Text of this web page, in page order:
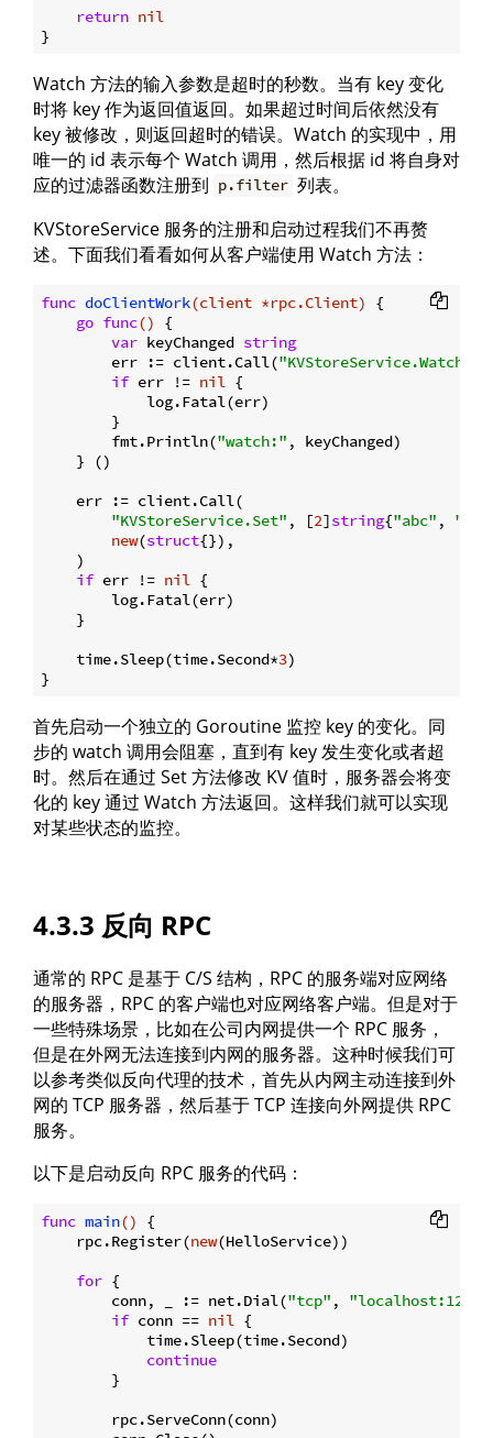
return nil
Watch 方法的输入参数是超时的秒数。当有 key 变化
时将 key 作为返回值返回。如果超过时间后依然没有
key 被修改，则返回超时的错误。Watch 的实现中，用
唯一的 id 表示每个 Watch 调用，然后根据 id 将自身对
应的过滤器函数注册到 p.filter 列表。
KVStoreService 服务的注册和启动过程我们不再赘
述。下面我们看看如何从客户端使用 Watch 方法：
func doClientWork(client *rpc.Client)
{
go func()
{
var keyChanged string
        err := client.Call(
"KVStoreService.Watch"
if err != nil {
            log.Fatal(err)
        }
        fmt.Println(
"watch:" , keyChanged)
    } ()
    err := client.Call(
"KVStoreService.Set" , [2]string{"abc" ,
new(struct{}),
    )
if err != nil {
        log.Fatal(err)
    }
    time.Sleep(time.Second*
3)
首先启动一个独立的 Goroutine 监控 key 的变化。同
步的 watch 调用会阻塞，直到有 key 发生变化或者超
时。然后在通过 Set 方法修改 KV 值时，服务器会将变
化的 key 通过 Watch 方法返回。这样我们就可以实现
对某些状态的监控。
4.3.3 反向 RPC
通常的 RPC 是基于 C/S 结构，RPC 的服务端对应网络
的服务器，RPC 的客户端也对应网络客户端。但是对于
一些特殊场景，比如在公司内网提供一个 RPC 服务，
但是在外网无法连接到内网的服务器。这种时候我们可
以参考类似反向代理的技术，首先从内网主动连接到外
网的 TCP 服务器，然后基于 TCP 连接向外网提供 RPC
服务。
以下是启动反向 RPC 服务的代码：
func main()
{
    rpc.Register(
new(HelloService))
for {
        conn, _ := net.Dial(
"tcp" , "localhost:1234"
if conn == nil
{
            time.Sleep(time.Second)
continue
        }
        rpc.ServeConn(conn)